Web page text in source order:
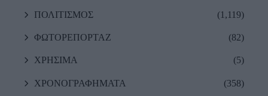
ΠΟΛΙΤΙΣΜΟΣ (1,119)
ΦΩΤΟΡΕΠΟΡΤΑΖ (82)
ΧΡΗΣΙΜΑ (5)
ΧΡΟΝΟΓΡΑΦΗΜΑΤΑ (358)